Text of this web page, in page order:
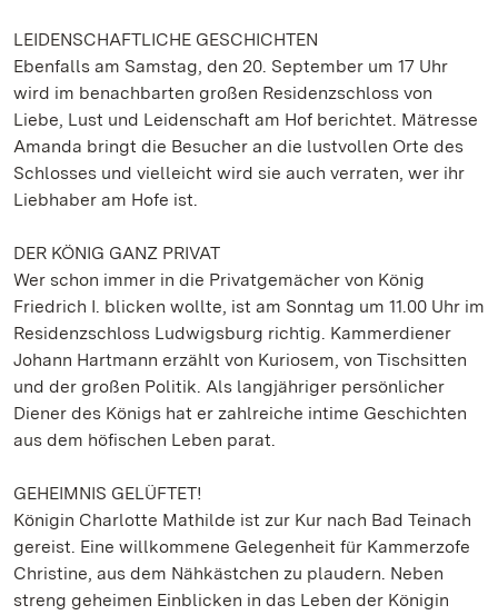
LEIDENSCHAFTLICHE GESCHICHTEN
Ebenfalls am Samstag, den 20. September um 17 Uhr
wird im benachbarten großen Residenzschloss von
Liebe, Lust und Leidenschaft am Hof berichtet. Mätresse
Amanda bringt die Besucher an die lustvollen Orte des
Schlosses und vielleicht wird sie auch verraten, wer ihr
Liebhaber am Hofe ist.
DER KÖNIG GANZ PRIVAT
Wer schon immer in die Privatgemächer von König
Friedrich I. blicken wollte, ist am Sonntag um 11.00 Uhr im
Residenzschloss Ludwigsburg richtig. Kammerdiener
Johann Hartmann erzählt von Kuriosem, von Tischsitten
und der großen Politik. Als langjähriger persönlicher
Diener des Königs hat er zahlreiche intime Geschichten
aus dem höfischen Leben parat.
GEHEIMNIS GELÜFTET!
Königin Charlotte Mathilde ist zur Kur nach Bad Teinach
gereist. Eine willkommene Gelegenheit für Kammerzofe
Christine, aus dem Nähkästchen zu plaudern. Neben
streng geheimen Einblicken in das Leben der Königin